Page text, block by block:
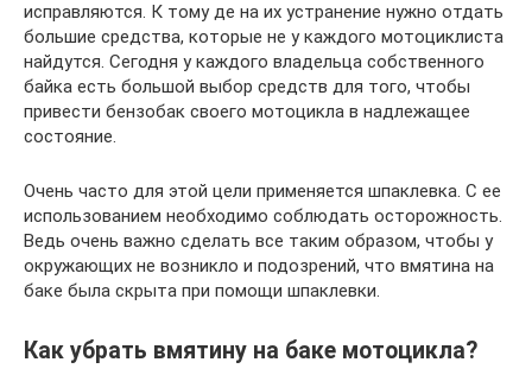
исправляются. К тому де на их устранение нужно отдать
большие средства, которые не у каждого мотоциклиста
найдутся. Сегодня у каждого владельца собственного
байка есть большой выбор средств для того, чтобы
привести бензобак своего мотоцикла в надлежащее
состояние.
Очень часто для этой цели применяется шпаклевка. С ее
использованием необходимо соблюдать осторожность.
Ведь очень важно сделать все таким образом, чтобы у
окружающих не возникло и подозрений, что вмятина на
баке была скрыта при помощи шпаклевки.
Как убрать вмятину на баке мотоцикла?